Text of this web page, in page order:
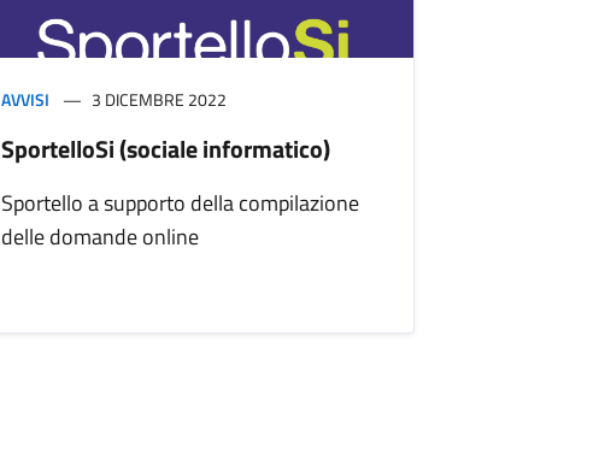
AVVISI 3 DICEMBRE 2022
SportelloSi (sociale informatico)
Sportello a supporto della compilazione
delle domande online